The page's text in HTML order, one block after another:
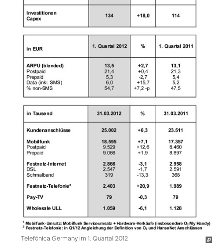
Telefónica Germany im 1. Quartal 2012